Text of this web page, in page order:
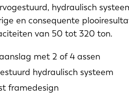
hydraulisch
en consequente
van 50 tot 320 ton.
met 2 of 4 assen
hydraulisch systeem
framedesign